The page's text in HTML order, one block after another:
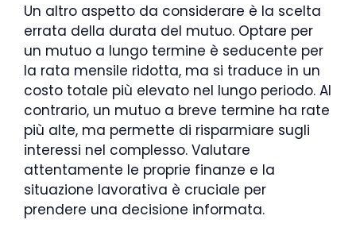
Un altro aspetto da considerare è la scelta
errata della durata del mutuo. Optare per
un mutuo a lungo termine è seducente per
la rata mensile ridotta, ma si traduce in un
costo totale più elevato nel lungo periodo. Al
contrario, un mutuo a breve termine ha rate
più alte, ma permette di risparmiare sugli
interessi nel complesso. Valutare
attentamente le proprie finanze e la
situazione lavorativa è cruciale per
prendere una decisione informata.